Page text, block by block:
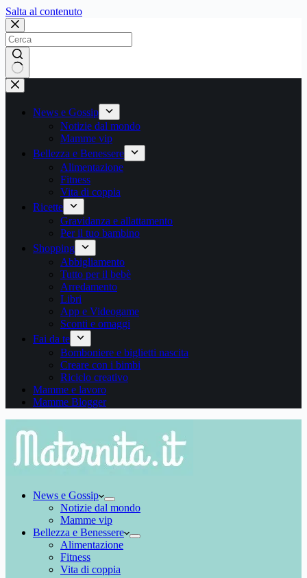
Salta al contenutoSalta
contenuto
Nessun
risultato
News e Gossip
Notizie dal mondo
Mamme vip
Bellezza e Benessere
Alimentazione
Fitness
Vita di coppia
Ricette
Gravidanza e allattamento
Per il tuo bambino
Shopping
Abbigliamento
Tutto per il bebè
Arredamento
Libri
App e Videogame
Sconti e omaggi
Fai da te
Bomboniere e biglietti nascita
Creare con i bimbi
Riciclo creativo
Mamme e lavoro
Mamme Blogger
News e Gossip
Notizie dal mondo
Mamme vip
Bellezza e Benessere
Alimentazione
Fitness
Vita di coppia